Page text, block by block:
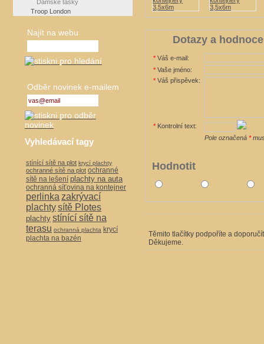
Dotazy a
* Váš e-mail:
* Vaše jméno:
* Váš přispěvek:
* Kontrolní text:
Pole označená *
Hodnotit
Těmito tlačítky podpoříte a
Děkujeme.
Dámske tašky
Troop London
Najít na webu
Odběr novinek e-mailem
Vyhledávací tagy
stínící sítě na plot krycí plachty
ochranné sítě na plot ochranné
sítě na lešení plachty na auta
ochranná síťovina na kontejner
perlinka zakrývací
plachtysítě Plotes
plachty stínící sítě na
terasu ochranná plachta krycí
plachta na bazén